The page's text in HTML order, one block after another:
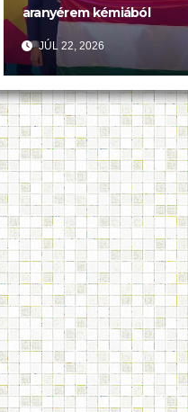
aranyérem kémiából
JÚL 22, 2026